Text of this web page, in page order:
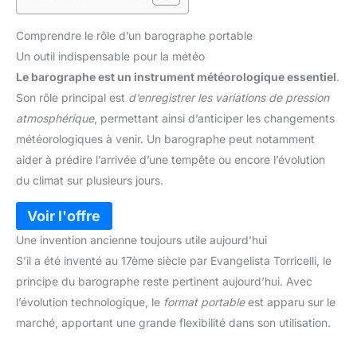
Comprendre le rôle d’un barographe portable
Un outil indispensable pour la météo
Le barographe est un instrument météorologique essentiel.
Son rôle principal est d’enregistrer les variations de pression
atmosphérique, permettant ainsi d’anticiper les changements
météorologiques à venir. Un barographe peut notamment
aider à prédire l’arrivée d’une tempête ou encore l’évolution
du climat sur plusieurs jours.
Une invention ancienne toujours utile aujourd’hui
S’il a été inventé au 17ème siècle par Evangelista Torricelli, le
principe du barographe reste pertinent aujourd’hui. Avec
l’évolution technologique, le format portableest apparu sur le
marché, apportant une grande flexibilité dans son utilisation.